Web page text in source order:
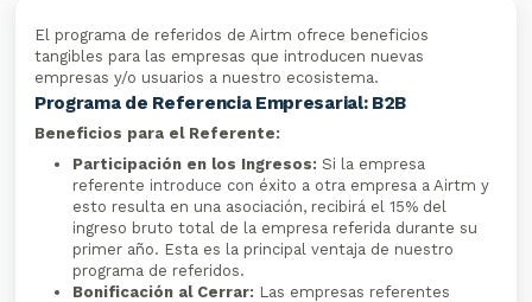
El programa de referidos de Airtm ofrece beneficios
tangibles para las empresas que introducen nuevas
empresas y/o usuarios a nuestro ecosistema.
Programa de Referencia Empresarial: B2B
Beneficios para el Referente:
Participación en los Ingresos: Si la empresa
referente introduce con éxito a otra empresa a Airtm y
esto resulta en una asociación, recibirá el 15% del
ingreso bruto total de la empresa referida durante su
primer año. Esta es la principal ventaja de nuestro
programa de referidos.
Bonificación al Cerrar: Las empresas referentes